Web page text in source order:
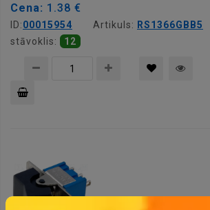
Cena: 1.38 €
ID:00015954 Artikuls: RS1366GBB5
stāvoklis:
12